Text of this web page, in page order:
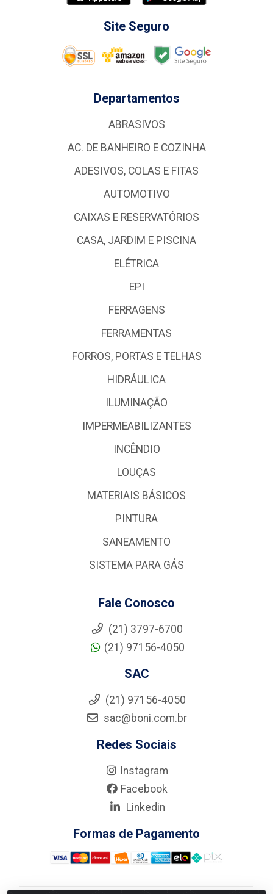
Site Seguro
Departamentos
ABRASIVOS
AC. DE BANHEIRO E COZINHA
ADESIVOS, COLAS E FITAS
AUTOMOTIVO
CAIXAS E RESERVATÓRIOS
CASA, JARDIM E PISCINA
ELÉTRICA
EPI
FERRAGENS
FERRAMENTAS
FORROS, PORTAS E TELHAS
HIDRÁULICA
ILUMINAÇÃO
IMPERMEABILIZANTES
INCÊNDIO
LOUÇAS
MATERIAIS BÁSICOS
PINTURA
SANEAMENTO
SISTEMA PARA GÁS
Fale Conosco
(21) 3797-6700
(21) 97156-4050
SAC
(21) 97156-4050
sac@boni.com.br
Redes Sociais
Instagram
Facebook
Linkedin
Formas de Pagamento